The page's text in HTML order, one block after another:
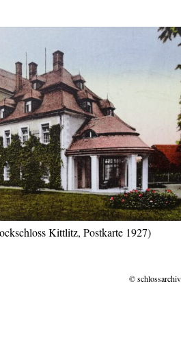
Kittlitz, Postkarte 1927)
©